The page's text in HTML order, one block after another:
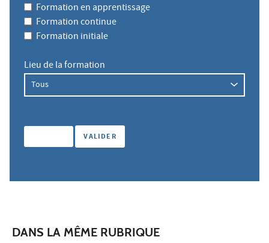
Formation en apprentissage
Formation continue
Formation initiale
Lieu de la formation
DANS LA MÊME RUBRIQUE